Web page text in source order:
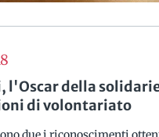
l'Oscar della
di volontariato